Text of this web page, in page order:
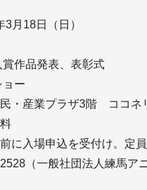
月18日（日）
作品発表、表彰式
ー
・産業プラザ3階 ココネ
に入場申込を受付け。定
（一般社団法人練馬ア